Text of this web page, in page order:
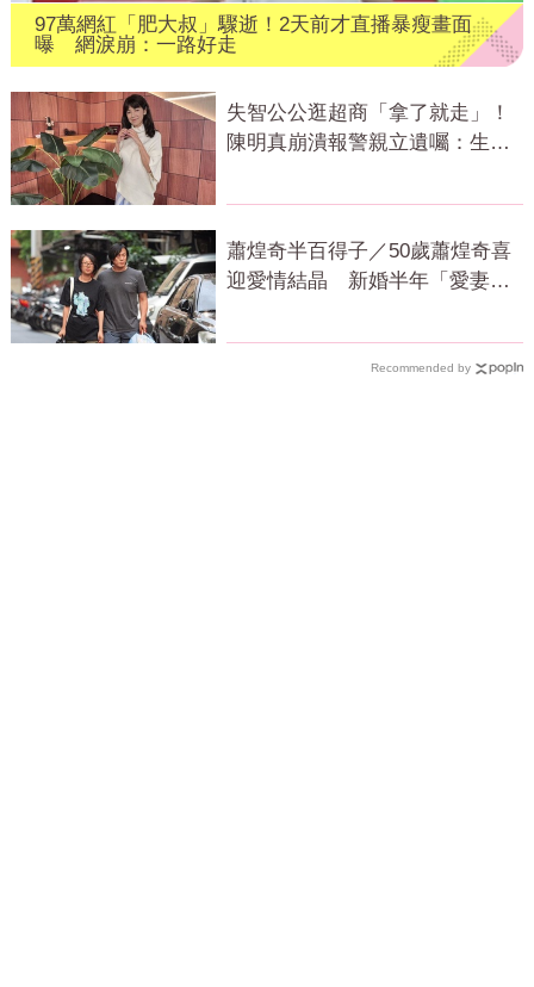
97萬網紅「肥大叔」驟逝！2天前才直播暴瘦畫面
曝 網淚崩：一路好走
失智公公逛超商「拿了就走」！
陳明真崩潰報警親立遺囑：生命
蕭煌奇半百得子／50歲蕭煌奇喜
迎愛情結晶 新婚半年「愛妻懷
Recommended by